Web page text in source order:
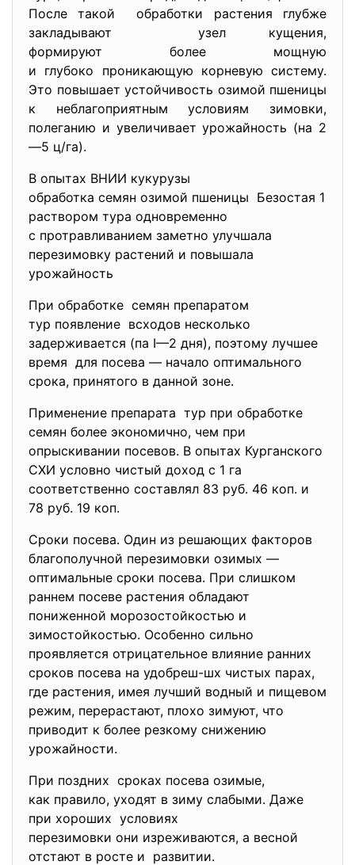
После такой обработки растения глубже
закладывают узел кущения,
формируют более мощную
и глубоко проникающую корневую систему.
Это повышает устойчивость озимой пшеницы
к неблагоприятным условиям зимовки,
полеганию и увеличивает урожайность (на 2
—5 ц/га).
В опытах ВНИИ кукурузы
обработка семян озимой пшеницы Безостая 1
раствором тура одновременно
с протравливанием заметно улучшала
перезимовку растений и повышала
урожайность
При обработке семян препаратом
тур появление всходов несколько
задерживается (па I—2 дня), поэтому лучшее
время для посева — начало оптимального
срока, принятого в данной зоне.
Применение препарата тур при обработке
семян более экономично, чем при
опрыскивании посевов. В опытах Курганского
СХИ условно чистый доход с 1 га
соответственно составлял 83 руб. 46 коп. и
78 руб. 19 коп.
Сроки посева. Один из решающих факторов
благополучной перезимовки озимых —
оптимальные сроки посева. При слишком
раннем посеве растения обладают
пониженной морозостойкостью и
зимостойкостью. Особенно сильно
проявляется отрицательное влияние ранних
сроков посева на удобреш-шх чистых парах,
где растения, имея лучший водный и пищевом
режим, перерастают, плохо зимуют, что
приводит к более резкому снижению
урожайности.
При поздних сроках посева озимые,
как правило, уходят в зиму слабыми. Даже
при хороших условиях
перезимовки они изреживаются, а весной
отстают в росте и развитии.